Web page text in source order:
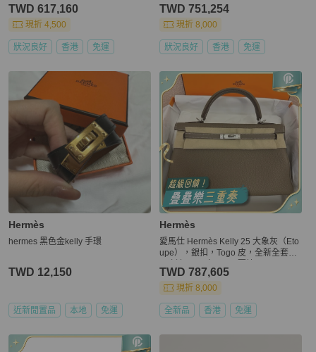
TWD 617,160
現折 4,500
狀況良好 香港 免運
TWD 751,254
現折 8,000
狀況良好 香港 免運
Hermès
hermes 黑色金kelly 手環
TWD 12,150
近新閒置品 本地 免運
Hermès
愛馬仕 Hermès Kelly 25 大象灰（Eto
upe），銀扣，Togo 皮，全新全套，
TWD 787,605
現折 8,000
全新品 香港 免運